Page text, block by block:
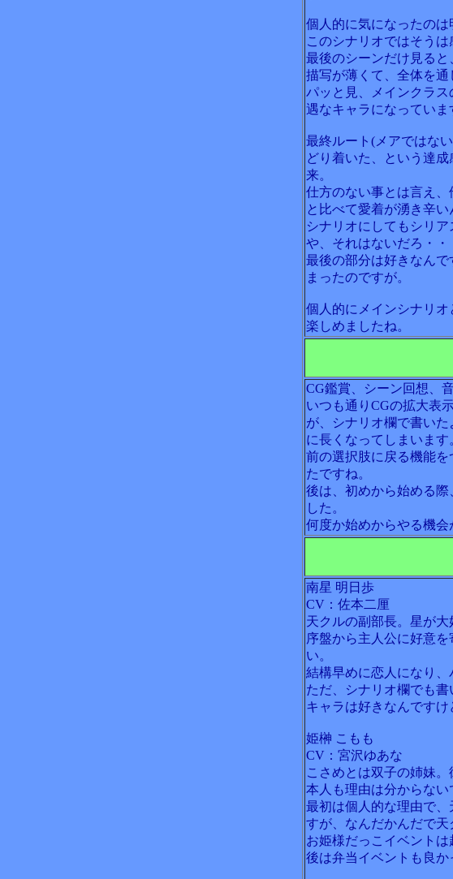
個人的に気になったのは
このシナリオではそうは
最後のシーンだけ見る
描写が薄くて、全体を通
パッと見、メインクラ
遇なキャラになっていま
最終ルート(メアではな
どり着いた、という達
来。
仕方のない事とは言え
と比べて愛着が湧き辛い
シナリオにしてもシリ
や、それはないだろ・・
最後の部分は好きなん
まったのですが。
個人的にメインシナリ
楽しめましたね。
CG鑑賞、シーン回想、
いつも通りCGの拡大表
が、シナリオ欄で書い
に長くなってしまいます
前の選択肢に戻る機能
たですね。
後は、初めから始める
した。
何度か始めからやる機会
南星 明日歩
CV：佐本二厘
天クルの副部長。星が大
序盤から主人公に好意
い。
結構早めに恋人になり、
ただ、シナリオ欄でも書
キャラは好きなんですけ
姫榊 こもも
CV：宮沢ゆあな
こさめとは双子の姉妹。
本人も理由は分からない
最初は個人的な理由で
すが、なんだかんだで天
お姫様だっこイベントは
後は弁当イベントも良か